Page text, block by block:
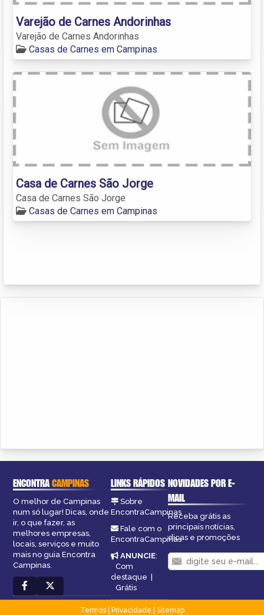
Varejão de Carnes Andorinhas
Varejão de Carnes Andorinhas
Casas de Carnes em Campinas
Casa de Carnes São Jorge
Casa de Carnes São Jorge
Casas de Carnes em Campinas
ENCONTRACAMPINAS
O melhor de Campinas
num só lugar! Dicas, onde
ir, o que fazer, as
melhores empresas,
locais, serviços e muito
mais no guia Encontra
Campinas.
LINKS RÁPIDOS
Sobre
EncontraCampinas
Fale com o
EncontraCampinas
ANUNCIE:
Com
destaque |
Grátis
NOVIDADES POR E-
MAIL
Receba grátis as
principais notícias,
dicas e promoções
Termos| Privacidade
Sitemap